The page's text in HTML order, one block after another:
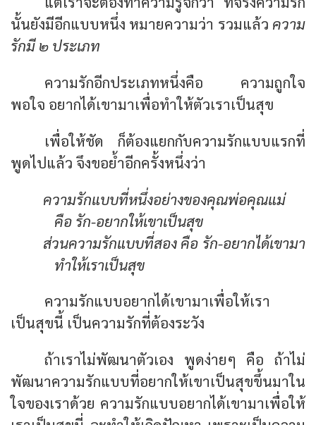
นั้นยังมีอีกแบบหนึ่ง หมายความว่า รวมแล้ว ความ
รักมี ๒ ประเภท
ความรักอีกประเภทหนึ่งคือ ความถูกใจ
พอใจ อยากได้เขามาเพื่อทำให้ตัวเราเป็นสุข
เพื่อให้ชัด ก็ต้องแยกกับความรักแบบแรกที่
พูดไปแล้ว จึงขอย้ำอีกครั้งหนึ่งว่า
ความรักแบบที่หนึ่งอย่างของคุณพ่อคุณแม่
คือ รัก-อยากให้เขาเป็นสุข
ส่วนความรักแบบที่สอง คือ รัก-อยากได้เขามา
ทำให้เราเป็นสุข
ความรักแบบอยากได้เขามาเพื่อให้เรา
เป็นสุขนี้ เป็นความรักที่ต้องระวัง
ถ้าเราไม่พัฒนาตัวเอง พูดง่ายๆ คือ ถ้าไม่
พัฒนาความรักแบบที่อยากให้เขาเป็นสุขขึ้นมาใน
ใจของเราด้วย ความรักแบบอยากได้เขามาเพื่อให้